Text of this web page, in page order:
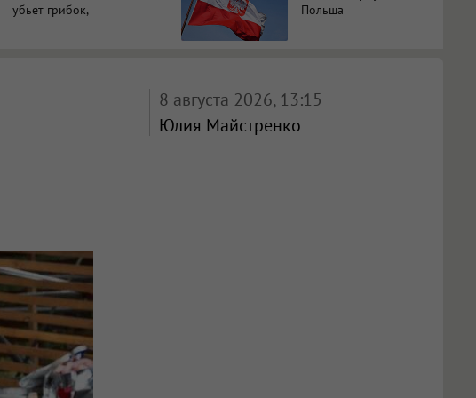
убьет грибок,
Польша
8 августа 2026, 13:15
Юлия Майстренко